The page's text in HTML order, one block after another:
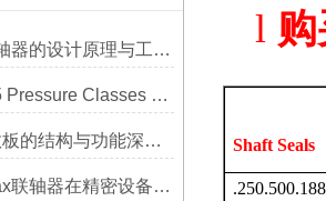
Zero-Max联轴器的设计原理与工艺流程解析
ASME B16.5 Pressure Classes of Flanges压力等级
Hausser计数板的结构与功能深度解析
探索Zero-Max联轴器在精密设备中的优势
l
Shaft Seals